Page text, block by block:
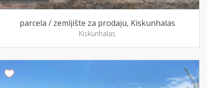
parcela / zemljište za prodaju, Kiskunhalas
Kiskunhalas